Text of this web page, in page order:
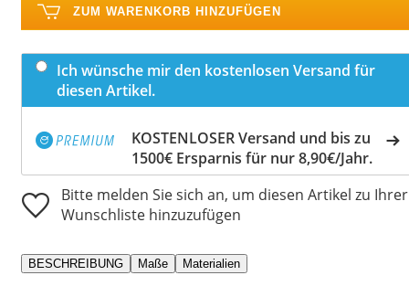
ZUM WARENKORB HINZUFÜGEN
Ich wünsche mir den kostenlosen Versand für
diesen Artikel.
KOSTENLOSER Versand und bis zu
1500€ Ersparnis für nur 8,90€/Jahr.
Bitte melden Sie sich an, um diesen Artikel zu Ihrer
Wunschliste hinzuzufügen
BESCHREIBUNG Maße Materialien